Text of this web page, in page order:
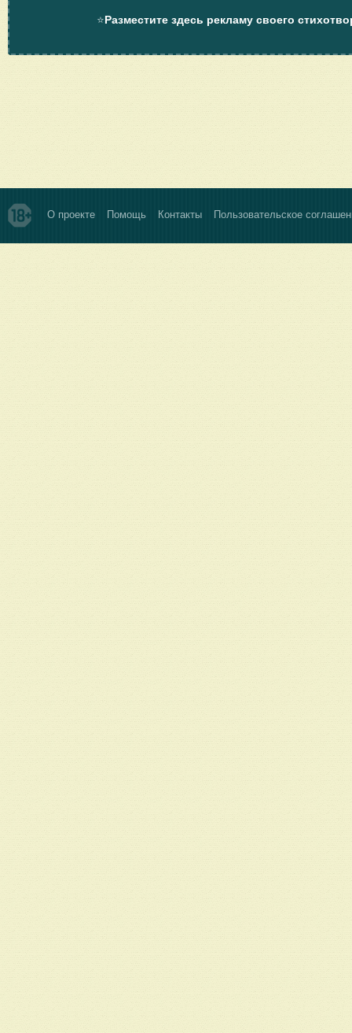
⭐Разместите здесь рекламу своего
О проекте Помощь Контакты Пользовательское